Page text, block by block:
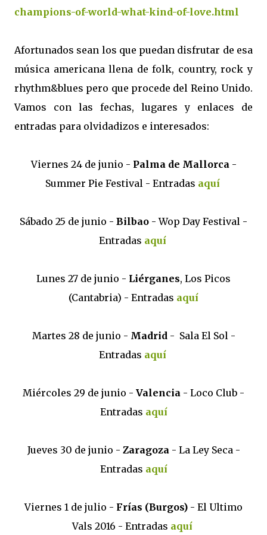
champions-of-world-what-kind-of-love.html
Afortunados sean los que puedan disfrutar de esa
música americana llena de folk, country, rock y
rhythm&blues pero que procede del Reino Unido.
Vamos con las fechas, lugares y enlaces de
entradas para olvidadizos e interesados:
Viernes 24 de junio - Palma de Mallorca-
Summer Pie Festival - Entradas aquí
Sábado 25 de junio - Bilbao - Wop Day Festival -
Entradas aquí
Lunes 27 de junio - Liérganes, Los Picos
(Cantabria) - Entradas aquí
Martes 28 de junio - Madrid- Sala El Sol -
Entradas aquí
Miércoles 29 de junio - Valencia - Loco Club -
Entradas aquí
Jueves 30 de junio - Zaragoza- La Ley Seca -
Entradas aquí
Viernes 1 de julio - Frías (Burgos) - El Ultimo
Vals 2016 - Entradas aquí